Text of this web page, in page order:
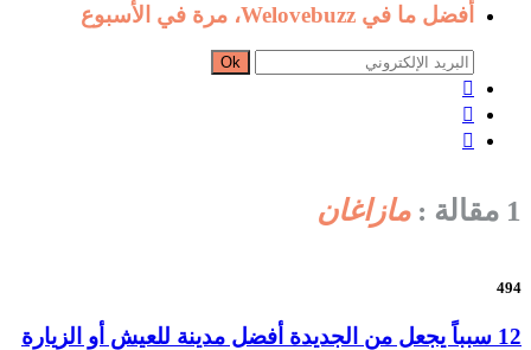
أفضل ما في Welovebuzz، مرة في الأسبوع
Ok



1 مقالة : مازاغان
494
12 سبباً يجعل من الجديدة أفضل مدينة للعيش أو الزيارة